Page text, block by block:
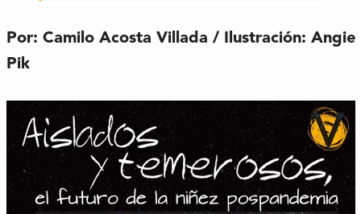
Por: Camilo Acosta Villada / Ilustración: Angie
Pik